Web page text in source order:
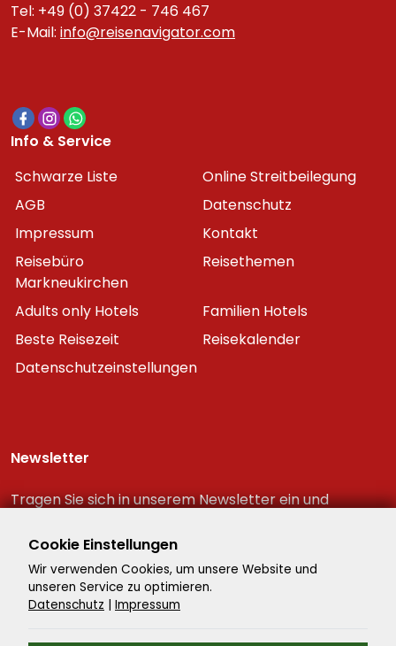
Tel: +49 (0) 37422 - 746 467
E-Mail: info@reisenavigator.com
Info & Service
Schwarze Liste
Online Streitbeilegung
AGB
Datenschutz
Impressum
Kontakt
Reisebüro
Markneukirchen
Reisethemen
Adults only Hotels
Familien Hotels
Beste Reisezeit
Reisekalender
Datenschutzeinstellungen
Newsletter
Tragen Sie sich in unserem Newsletter ein und
Reiseschnäppchen!
Cookie Einstellungen
Wir verwenden Cookies, um unsere Website und
unseren Service zu optimieren.
Datenschutz | Impressum